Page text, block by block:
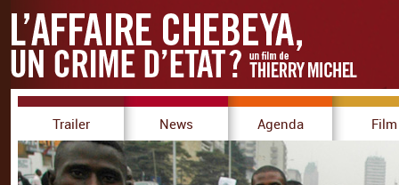
Trailer News Agenda Film